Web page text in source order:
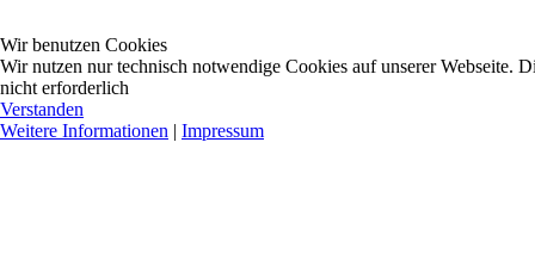
Wir benutzen Cookies
Wir nutzen nur technisch notwendige Cookies auf unserer Webseite.
nicht erforderlich
Verstanden
Weitere Informationen | Impressum